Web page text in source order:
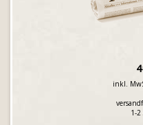
inkl.
1-2